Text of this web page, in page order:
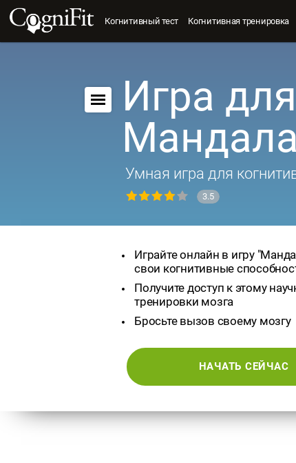
Когнитивный тест Когнитивная тренировка
Игра
Мандала
Умная игра для
3.5
Играйте онлайн в игру
свои когнитивные
Получите доступ к этому
тренировки мозга
Бросьте вызов своему мозгу
НАЧАТЬ СЕЙЧАС